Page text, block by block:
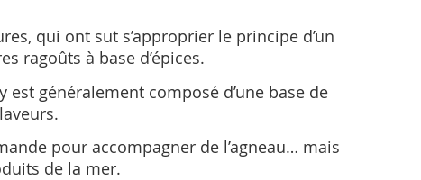
qui ont sut s’approprier le principe d’un
ragoûts à base d’épices.
généralement composé d’une base de
pour accompagner de l’agneau… mais
de la mer.